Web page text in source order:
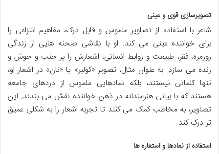
تصویرسازی قوی و عینی
شاعر با استفاده از تصاویر ملموس و قابل درک، مفاهیم انتزاعی را
برای خواننده عینی می کند. او با نقاشی صحنه هایی از زندگی
روزمره، فقر، طبیعت و روابط انسانی، اشعارش را پر جنب و جوش و
زنده می سازد. به عنوان مثال، تصویر «کولبر» یا «نان» در اشعار او،
تنها کلماتی نیستند، بلکه نمادهایی ملموس از دردهای جامعه
هستند که با بیانی هنرمندانه در ذهن خواننده نقش می بندند. این
تصاویر، به مخاطب کمک می کنند تا تجربه اشعار را به شکلی عمیق
تر درک کند.
استفاده از نمادها و استعاره ها